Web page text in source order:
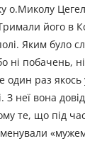
о.Миколу
його в
Яким було
ні побачень,
раз якось
З неї вона
те, що під час
«мужем